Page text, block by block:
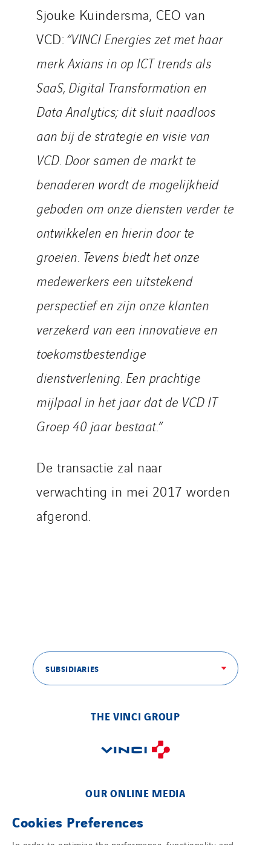
Sjouke Kuindersma, CEO van
VCD:“VINCI Energies zet met haar
merk Axians in op ICT trends als
SaaS, Digital Transformation en
Data Analytics; dit sluit naadloos
aan bij de strategie en visie van
VCD. Door samen de markt te
benaderen wordt de mogelijkheid
geboden om onze diensten verder te
ontwikkelen en hierin door te
groeien. Tevens biedt het onze
medewerkers een uitstekend
perspectief en zijn onze klanten
verzekerd van een innovatieve en
toekomstbestendige
dienstverlening. Een prachtige
mijlpaal in het jaar dat de VCD IT
Groep 40 jaar bestaat.”
De transactie zal naar
verwachting in mei 2017 worden
afgerond.
SUBSIDIARIES
THE VINCI GROUP
OUR ONLINE MEDIA
Cookies Preferences